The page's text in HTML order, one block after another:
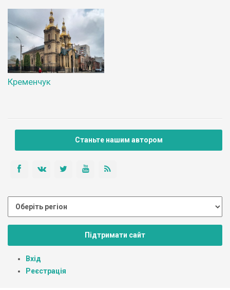
Кременчук
Станьте нашим автором
Підтримати сайт
Вхід
Реєстрація